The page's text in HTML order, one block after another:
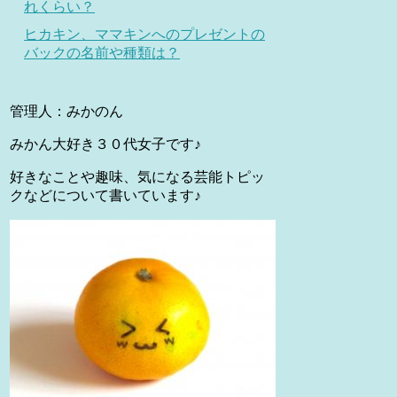
れくらい？
ヒカキン、ママキンへのプレゼントの
バックの名前や種類は？
管理人：みかのん
みかん大好き３０代女子です♪
好きなことや趣味、気になる芸能トピッ
クなどについて書いています♪